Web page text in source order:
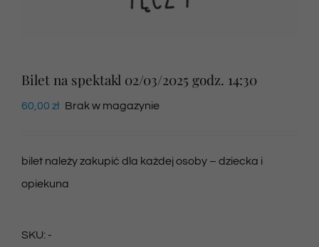
Bilet na spektakl 02/03/2025 godz. 14:30
60,00 zł Brak w magazynie
bilet należy zakupić dla każdej osoby – dziecka i
opiekuna
SKU: -